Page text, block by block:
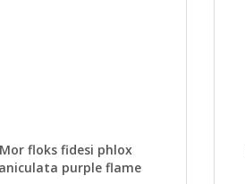
GELİNCE HABER VER
Mor floks fidesi phlox
purple flame